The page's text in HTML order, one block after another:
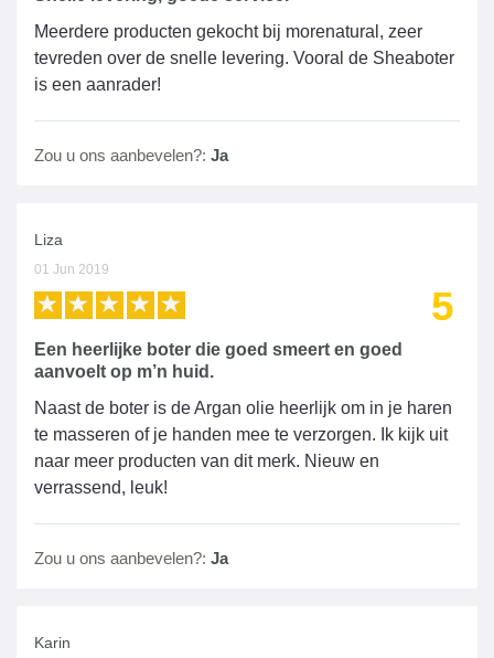
Meerdere producten gekocht bij morenatural, zeer
tevreden over de snelle levering. Vooral de Sheaboter
is een aanrader!
Zou u ons aanbevelen?: Ja
Liza
01 Jun 2019
5
Een heerlijke boter die goed smeert en goed
aanvoelt op m’n huid.
Naast de boter is de Argan olie heerlijk om in je haren
te masseren of je handen mee te verzorgen. Ik kijk uit
naar meer producten van dit merk. Nieuw en
verrassend, leuk!
Zou u ons aanbevelen?: Ja
Karin